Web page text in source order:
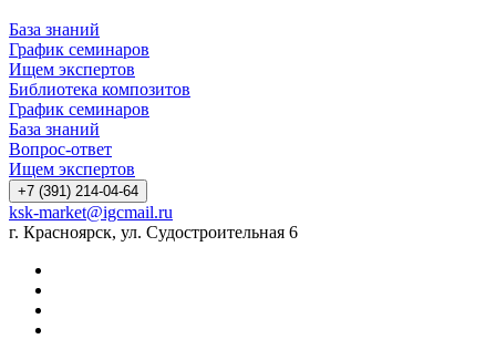
База знаний
График семинаров
Ищем экспертов
Библиотека композитов
График семинаров
База знаний
Вопрос-ответ
Ищем экспертов
+7 (391) 214-04-64
ksk-market@igcmail.ru
г. Красноярск, ул. Судостроительная 6